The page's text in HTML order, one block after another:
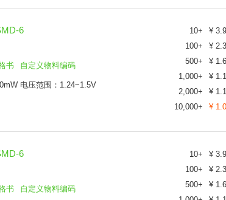
6
书 自定义物料编码
电压范围：1.24~1.5V
10+ ¥
100+ ¥
500+ ¥
1,000+ ¥
2,000+ ¥
10,000+ ¥
6
书 自定义物料编码
10+ ¥
100+ ¥
500+ ¥